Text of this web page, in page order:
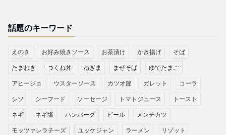
話題のキーワード
えのき お好み焼きソース お茶漬け かき揚げ そば
たまねぎ つくね丼 ねぎま まぜそば ゆでたまご
アヒージョ ウスターソース カツオ節 ガレット コーラ
シソ シーフード ソーセージ トマトジュース トースト
ネギ ネギ塩 ハンバーグ ビール メンチカツ
モッツァレラチーズ ユッケジャン ラーメン リゾット